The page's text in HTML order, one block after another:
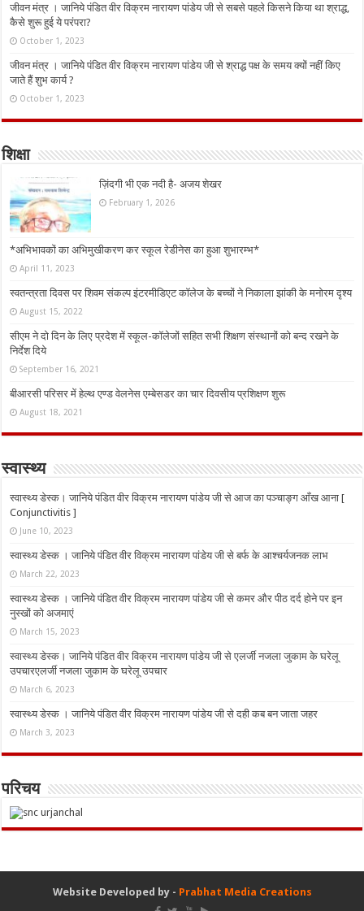
जीवन मंत्र । जानिये पंडित वीर विक्रम नारायण पांडेय जी से सबसे पहले किसने किया था श्राद्ध,
कैसे शुरू हुई ये परंपरा?
October 1, 2023
जीवन मंत्र । जानिये पंडित वीर विक्रम नारायण पांडेय जी से श्राद्ध पक्ष के समय क्यों नहीं किए
जाते हैं शुभ कार्य ?
October 1, 2023
शिक्षा
ज़िंदगी भी एक नदी है- अजय शेखर
February 1, 2026
*अभिभावकों का अभिमुखीकरण कर स्कूल रेडीनेस का हुआ शुभारम्भ*
April 11, 2023
स्वतन्त्रता दिवस पर शिवम संकल्प इंटरमीडिएट कॉलेज के बच्चों ने निकाला झांकी के मनोरम दृश्य
August 15, 2022
सीएम ने दो दिन के लिए प्रदेश में स्कूल-कॉलेजों सहित सभी शिक्षण संस्थानों को बन्द रखने के
निर्देश दिये
September 16, 2021
बीआरसी परिसर में हेल्थ एण्ड वेलनेस एम्बेसडर का चार दिवसीय प्रशिक्षण शुरू
August 18, 2021
स्वास्थ्य
स्वास्थ्य डेस्क। जानिये पंडित वीर विक्रम नारायण पांडेय जी से आज का पञ्चाङ्ग आँख आना [
Conjunctivitis ]
June 10, 2023
स्वास्थ्य डेस्क । जानिये पंडित वीर विक्रम नारायण पांडेय जी से बर्फ के आश्चर्यजनक लाभ
March 22, 2023
स्वास्थ्य डेस्क । जानिये पंडित वीर विक्रम नारायण पांडेय जी से कमर और पीठ दर्द होने पर इन
नुस्‍खों को अजमाएं
March 15, 2023
स्वास्थ्य डेस्क। जानिये पंडित वीर विक्रम नारायण पांडेय जी से एलर्जी नजला जुकाम के घरेलू
उपचारएलर्जी नजला जुकाम के घरेलू उपचार
March 6, 2023
स्वास्थ्य डेस्क । जानिये पंडित वीर विक्रम नारायण पांडेय जी से दही कब बन जाता जहर
March 3, 2023
परिचय
Website Developed by - Prabhat Media Creations